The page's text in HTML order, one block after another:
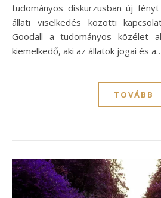
tudományos diskurzusban új
állati viselkedés közötti
Goodall a tudományos közélet
kiemelkedő, aki az állatok jogai és
TOVÁBB